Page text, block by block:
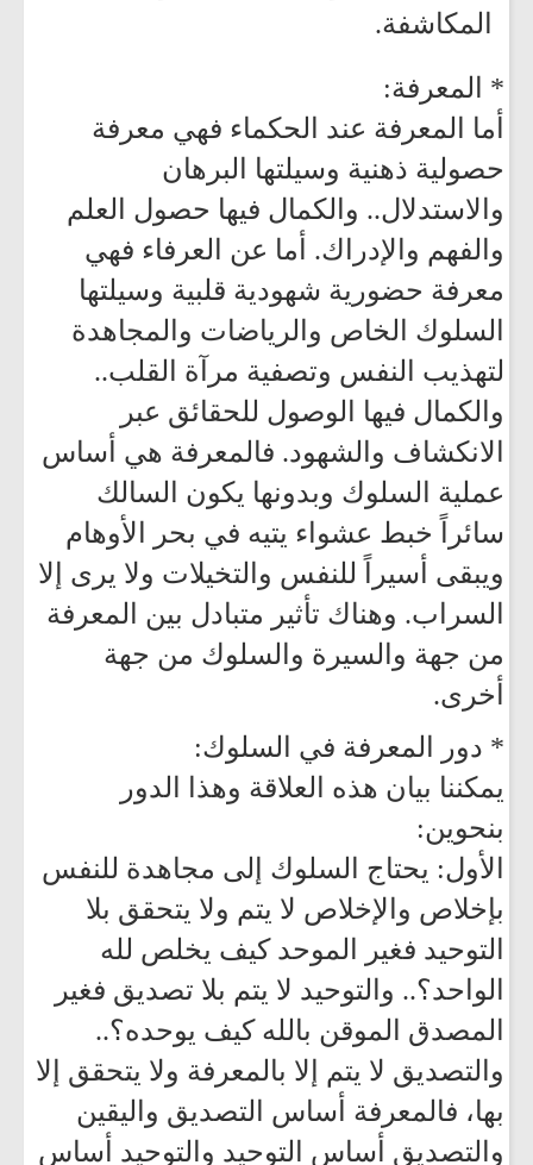
المكاشفة.
* المعرفة:
أما المعرفة عند الحكماء فهي معرفة
حصولية ذهنية وسيلتها البرهان
والاستدلال.. والكمال فيها حصول العلم
والفهم والإدراك. أما عن العرفاء فهي
معرفة حضورية شهودية قلبية وسيلتها
السلوك الخاص والرياضات والمجاهدة
لتهذيب النفس وتصفية مرآة القلب..
والكمال فيها الوصول للحقائق عبر
الانكشاف والشهود. فالمعرفة هي أساس
عملية السلوك وبدونها يكون السالك
سائراً خبط عشواء يتيه في بحر الأوهام
ويبقى أسيراً للنفس والتخيلات ولا يرى إلا
السراب. وهناك تأثير متبادل بين المعرفة
من جهة والسيرة والسلوك من جهة
أخرى.
* دور المعرفة في السلوك:
يمكننا بيان هذه العلاقة وهذا الدور
بنحوين:
الأول: يحتاج السلوك إلى مجاهدة للنفس
بإخلاص والإخلاص لا يتم ولا يتحقق بلا
التوحيد فغير الموحد كيف يخلص لله
الواحد؟.. والتوحيد لا يتم بلا تصديق فغير
المصدق الموقن بالله كيف يوحده؟..
والتصديق لا يتم إلا بالمعرفة ولا يتحقق إلا
بها، فالمعرفة أساس التصديق واليقين
والتصديق أساس التوحيد والتوحيد أساس